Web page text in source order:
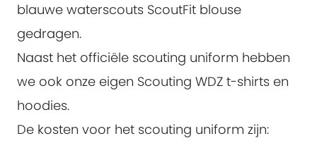
blauwe waterscouts ScoutFit blouse
gedragen.
Naast het officiële scouting uniform hebben
we ook onze eigen Scouting WDZ t-shirts en
hoodies.
De kosten voor het scouting uniform zijn: